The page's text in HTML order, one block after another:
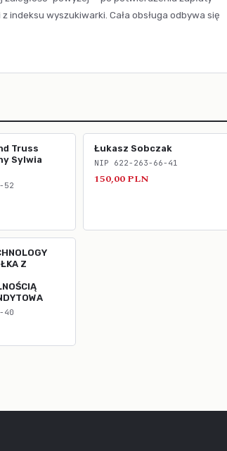
wyszukiwarki. Cała obsługa odbywa się
Truss
Sylwia
52
Łukasz Sobczak
NIP 622-263-66-41
150,00 PLN
Z
40